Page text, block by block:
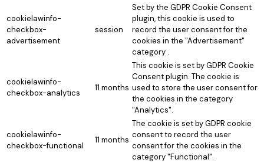
cookielawinfo-
checkbox-
advertisement
session
Set by the GDPR Cookie Consent
plugin, this cookie is used to
record the user consent for the
cookies in the "Advertisement"
category .
cookielawinfo-
checkbox-analytics
11 months
This cookie is set by GDPR Cookie
Consent plugin. The cookie is
used to store the user consent for
the cookies in the category
"Analytics".
cookielawinfo-
checkbox-functional
11 months
The cookie is set by GDPR cookie
consent to record the user
consent for the cookies in the
category "Functional".